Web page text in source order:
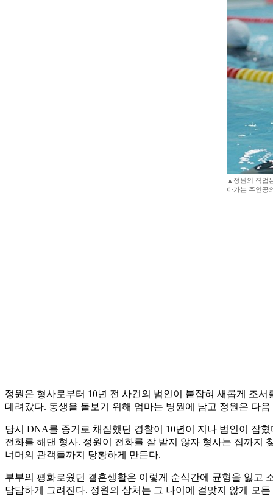
▲정원의 직업
아가는 주인공
정원은 형사로부터 10년 전 사건의 범인이 붙잡혀 새롭게 조
데려갔다. 동생을 돌보기 위해 엄마는 병원에 남고 정원은 다
당시 DNA를 증거로 채집했던 경찰이 10년이 지나 범인이 잡
전화를 해댄 형사. 정원이 전화를 잘 받지 않자 형사는 집까지
너머의 관객들까지 당황하게 만든다.
부부의 평화로웠던 결혼생활은 이렇게 순식간에 균형을 잃고
담담하게 그려진다. 정원의 상처는 그 나이에 걸맞지 않게 모